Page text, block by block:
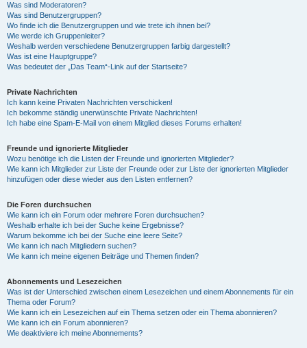
Was sind Moderatoren?
Was sind Benutzergruppen?
Wo finde ich die Benutzergruppen und wie trete ich ihnen bei?
Wie werde ich Gruppenleiter?
Weshalb werden verschiedene Benutzergruppen farbig dargestellt?
Was ist eine Hauptgruppe?
Was bedeutet der „Das Team“-Link auf der Startseite?
Private Nachrichten
Ich kann keine Privaten Nachrichten verschicken!
Ich bekomme ständig unerwünschte Private Nachrichten!
Ich habe eine Spam-E-Mail von einem Mitglied dieses Forums erhalten!
Freunde und ignorierte Mitglieder
Wozu benötige ich die Listen der Freunde und ignorierten Mitglieder?
Wie kann ich Mitglieder zur Liste der Freunde oder zur Liste der ignorierten Mitglieder
hinzufügen oder diese wieder aus den Listen entfernen?
Die Foren durchsuchen
Wie kann ich ein Forum oder mehrere Foren durchsuchen?
Weshalb erhalte ich bei der Suche keine Ergebnisse?
Warum bekomme ich bei der Suche eine leere Seite?
Wie kann ich nach Mitgliedern suchen?
Wie kann ich meine eigenen Beiträge und Themen finden?
Abonnements und Lesezeichen
Was ist der Unterschied zwischen einem Lesezeichen und einem Abonnements für ein
Thema oder Forum?
Wie kann ich ein Lesezeichen auf ein Thema setzen oder ein Thema abonnieren?
Wie kann ich ein Forum abonnieren?
Wie deaktiviere ich meine Abonnements?